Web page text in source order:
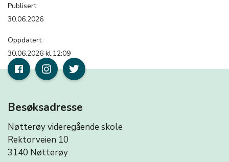
Publisert:
30.06.2026
Oppdatert:
30.06.2026 kl.12:09
Besøksadresse
Nøtterøy videregående skole
Rektorveien 10
3140 Nøtterøy